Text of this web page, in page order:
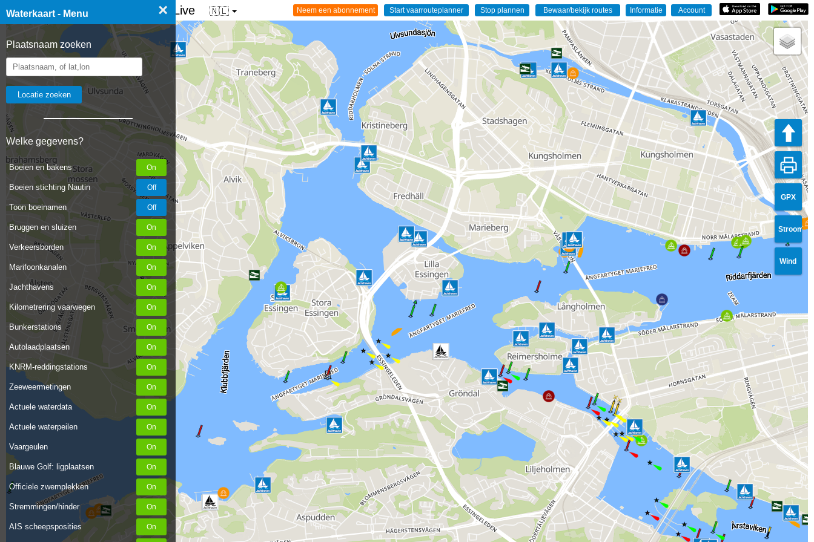
Waterkaart - Menu ×
Plaatsnaam zoeken
Welke gegevens?
Boeien en bakens
Boeien stichting Nautin
Toon boeinamen
Bruggen en sluizen
Verkeersborden
Marifoonkanalen
Jachthavens
Kilometrering vaarwegen
Bunkerstations
Autolaadplaatsen
KNRM-reddingstations
Zeeweermetingen
Actuele waterdata
Actuele waterpeilen
Vaargeulen
Blauwe Golf: ligplaatsen
Officiele zwemplekken
Stremmingen/hinder
AIS scheepsposities
☰ Waterkaart van Nederland - Live 🇳🇱
GPX
Stroom
Wind